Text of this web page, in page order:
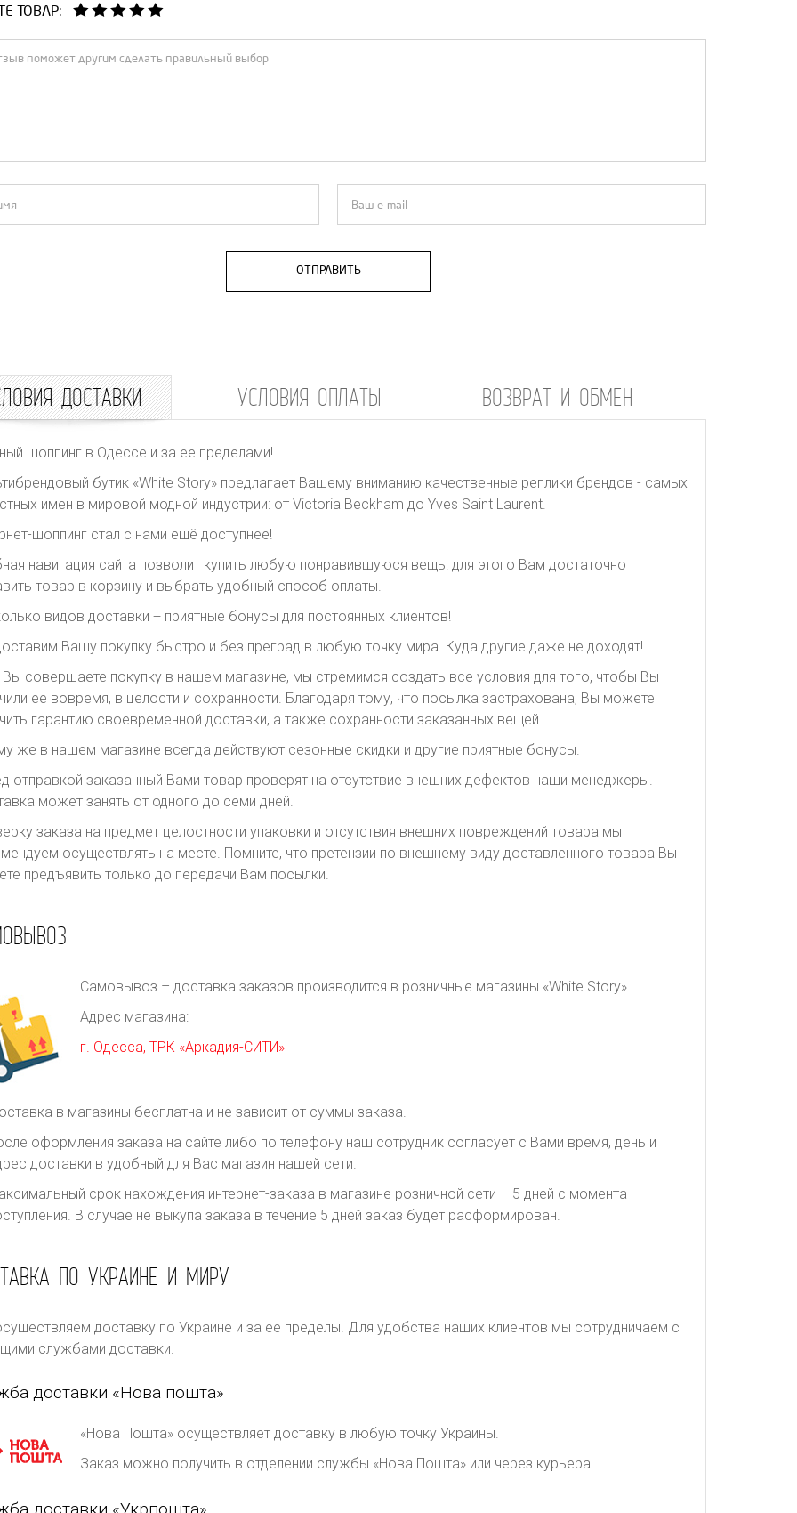
ТОВАР:
ОТПРАВИТЬ
ДОСТАВКИ УСЛОВИЯ ОПЛАТЫ ВОЗВРАТ И ОБМЕН
шоппинг в Одессе и за ее пределами!
бутик «White Story» предлагает Вашему вниманию качественные реплики брендов - самых
имен в мировой модной индустрии: от Victoria Beckham до Yves Saint Laurent.
шоппинг стал с нами ещё доступнее!
навигация сайта позволит купить любую понравившуюся вещь: для этого Вам достаточно
товар в корзину и выбрать удобный способ оплаты.
видов доставки + приятные бонусы для постоянных клиентов!
Вашу покупку быстро и без преград в любую точку мира. Куда другие даже не доходят!
Вы совершаете покупку в нашем магазине, мы стремимся создать все условия для того, чтобы Вы
ее вовремя, в целости и сохранности. Благодаря тому, что посылка застрахована, Вы можете
гарантию своевременной доставки, а также сохранности заказанных вещей.
же в нашем магазине всегда действуют сезонные скидки и другие приятные бонусы.
отправкой заказанный Вами товар проверят на отсутствие внешних дефектов наши менеджеры.
может занять от одного до семи дней.
заказа на предмет целостности упаковки и отсутствия внешних повреждений товара мы
осуществлять на месте. Помните, что претензии по внешнему виду доставленного товара Вы
предъявить только до передачи Вам посылки.
Самовывоз – доставка заказов производится в розничные магазины «White Story».
Адрес магазина:
г. Одесса, ТРК «Аркадия-СИТИ»
в магазины бесплатна и не зависит от суммы заказа.
оформления заказа на сайте либо по телефону наш сотрудник согласует с Вами время, день и
доставки в удобный для Вас магазин нашей сети.
срок нахождения интернет-заказа в магазине розничной сети – 5 дней с момента
В случае не выкупа заказа в течение 5 дней заказ будет расформирован.
ПО УКРАИНЕ И МИРУ
доставку по Украине и за ее пределы. Для удобства наших клиентов мы сотрудничаем с
службами доставки.
доставки «Нова пошта»
«Нова Пошта» осуществляет доставку в любую точку Украины.
Заказ можно получить в отделении службы «Нова Пошта» или через курьера.